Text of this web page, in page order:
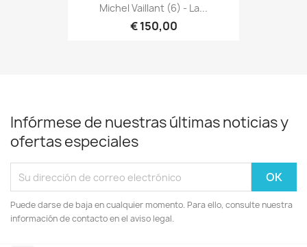
Michel Vaillant (6) - La...
€ 150,00
Infórmese de nuestras últimas noticias y
ofertas especiales
Puede darse de baja en cualquier momento. Para ello, consulte nuestra
información de contacto en el aviso legal.